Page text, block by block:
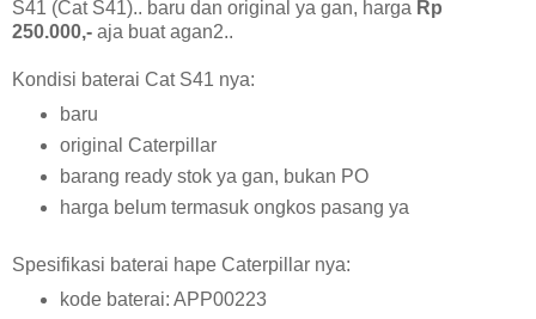
S41 (Cat S41).. baru dan original ya gan, harga Rp
250.000,- aja buat agan2..
Kondisi baterai Cat S41 nya:
baru
original Caterpillar
barang ready stok ya gan, bukan PO
harga belum termasuk ongkos pasang ya
Spesifikasi baterai hape Caterpillar nya:
kode baterai: APP00223